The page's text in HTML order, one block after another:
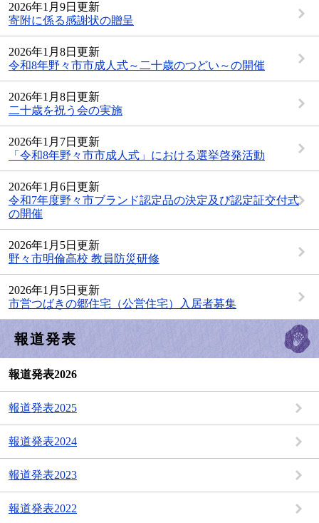
2026年1月9日更新
寄附に係る感謝状の贈呈
2026年1月8日更新
令和8年野々市市成人式～二十歳のつどい～の開催
2026年1月8日更新
二十歳を祝う会の実施
2026年1月7日更新
「令和8年野々市市成人式」における選挙啓発活動
2026年1月6日更新
令和7年度野々市ブランド認定品の決定及び認定証交付式
の開催
2026年1月5日更新
野々市明倫高校 教員防災研修
2026年1月5日更新
市営つばきの郷住宅（公営住宅）入居者募集
報道発表
報道発表2026
報道発表2025
報道発表2024
報道発表2023
報道発表2022